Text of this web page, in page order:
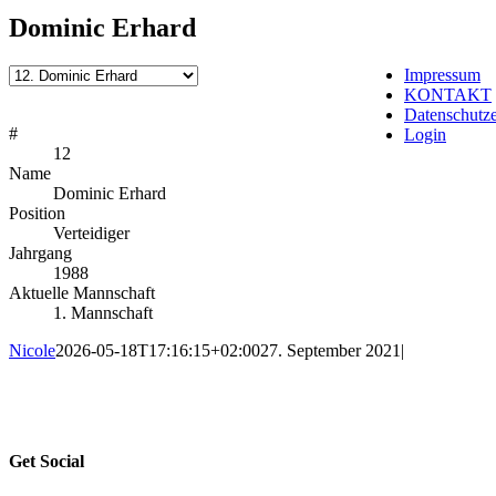
Dominic Erhard
#
12
Name
Dominic Erhard
Position
Verteidiger
Jahrgang
1988
Aktuelle Mannschaft
1. Mannschaft
Nicole2026-05-18T17:16:15+02:0027. September 2021 |
Impressum
KONTAKT
Login
Get Social